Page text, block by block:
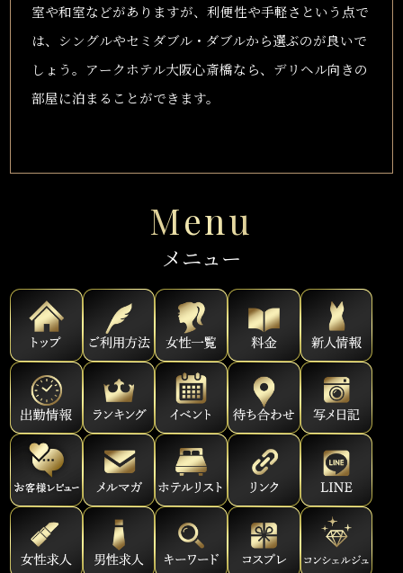
室や和室などがありますが、利便性や手軽さという点で
は、シングルやセミダブル・ダブルから選ぶのが良いで
しょう。アークホテル大阪心斎橋なら、デリヘル向きの
部屋に泊まることができます。
Menu
メニュー